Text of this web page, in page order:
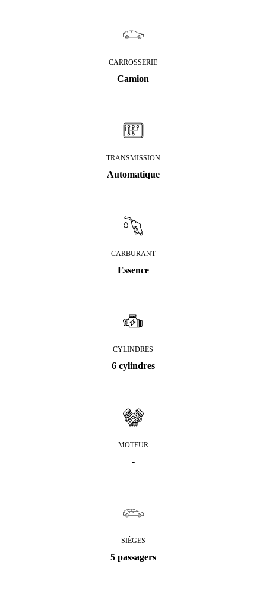
CARROSSERIE
Camion
TRANSMISSION
Automatique
CARBURANT
Essence
CYLINDRES
6 cylindres
MOTEUR
-
SIÈGES
5 passagers